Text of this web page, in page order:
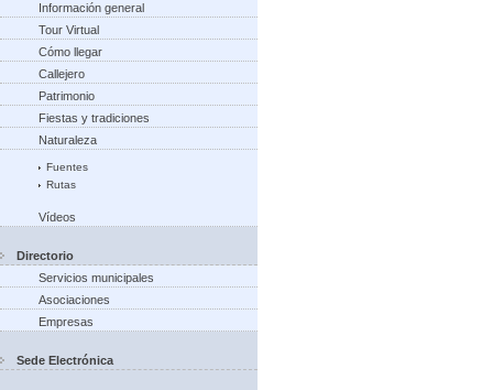
Información general
Tour Virtual
Cómo llegar
Callejero
Patrimonio
Fiestas y tradiciones
Naturaleza
Fuentes
Rutas
Vídeos
Directorio
Servicios municipales
Asociaciones
Empresas
Sede Electrónica